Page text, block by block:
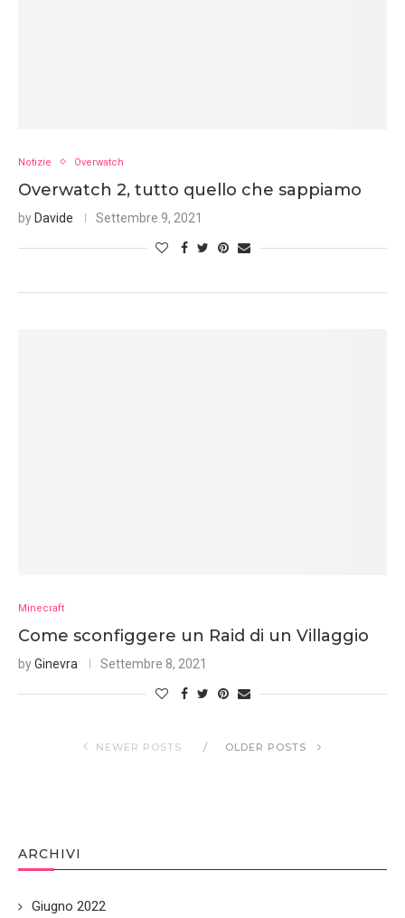
Notizie Overwatch
Overwatch 2, tutto quello che sappiamo
by Davide Settembre 9, 2021
Minecraft
Come sconfiggere un Raid di un Villaggio
byGinevra Settembre 8, 2021
NEWER POSTS OLDER POSTS
ARCHIVI
Giugno 2022